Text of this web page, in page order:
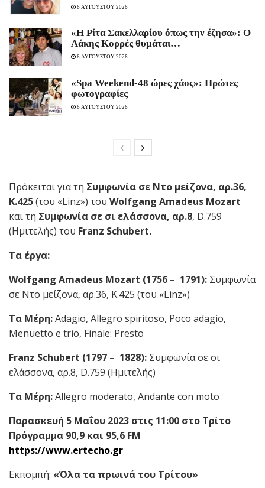
6 ΑΥΓΟΥΣΤΟΥ 2026
«Η Ρίτα Σακελλαρίου όπως την έζησα»: Ο
Λάκης Κορρές θυμάται…
6 ΑΥΓΟΥΣΤΟΥ 2026
«Spa Weekend-48 ώρες χάος»: Πρώτες
φωτογραφίες
6 ΑΥΓΟΥΣΤΟΥ 2026
Πρόκειται για τη Συμφωνία σε Ντο μείζονα, αρ.36,
Κ.425(του «Linz») του Wolfgang Amadeus Mozart
και τη Συμφωνία σε σι ελάσσονα, αρ.8, D.759
(Ημιτελής) του Franz Schubert.
Τα έργα:
Wolfgang Amadeus Mozart (1756 – 1791): Συμφωνία
σε Ντο μείζονα, αρ.36, Κ.425 (του «Linz»)
Τα Μέρη:Adagio, Allegro spiritoso, Poco adagio,
Menuetto e trio, Finale: Presto
Franz Schubert (1797 – 1828): Συμφωνία σε σι
ελάσσονα, αρ.8, D.759 (Ημιτελής)
Τα Μέρη:Allegro moderato, Andante con moto
Παρασκευή 5 Μαΐου 2023 στις 11:00 στο Τρίτο
Πρόγραμμα 90,9 και 95,6 FM
https://www.ertecho.gr
Εκπομπή: «Όλα τα πρωινά του Τρίτου»